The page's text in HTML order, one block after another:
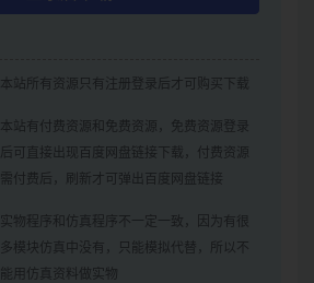
本站所有资源只有注册登录后才可购买下载
本站有付费资源和免费资源，免费资源登录
后可直接出现百度网盘链接下载，付费资源
需付费后，刷新才可弹出百度网盘链接
实物程序和仿真程序不一定一致，因为有很
多模块仿真中没有，只能模拟代替，所以不
能用仿真资料做实物